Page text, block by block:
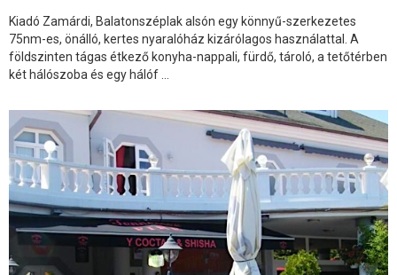
Kiadó Zamárdi, Balatonszéplak alsón egy könnyű-szerkezetes
75nm-es, önálló, kertes nyaralóház kizárólagos használattal. A
földszinten tágas étkező konyha-nappali, fürdő, tároló, a tetőtérben
két hálószoba és egy hálóf ...